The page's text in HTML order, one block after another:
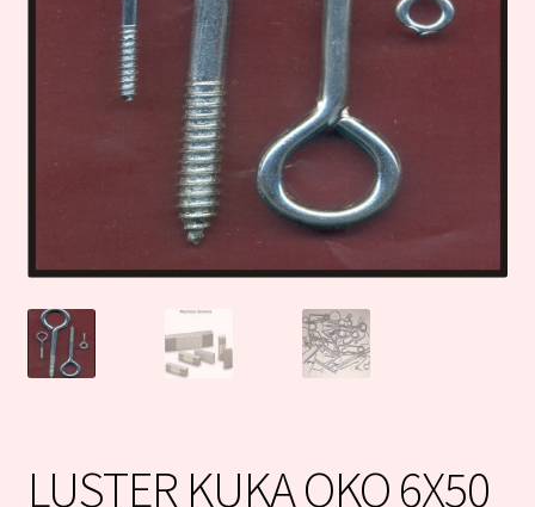
LUSTER KUKA OKO 6X50